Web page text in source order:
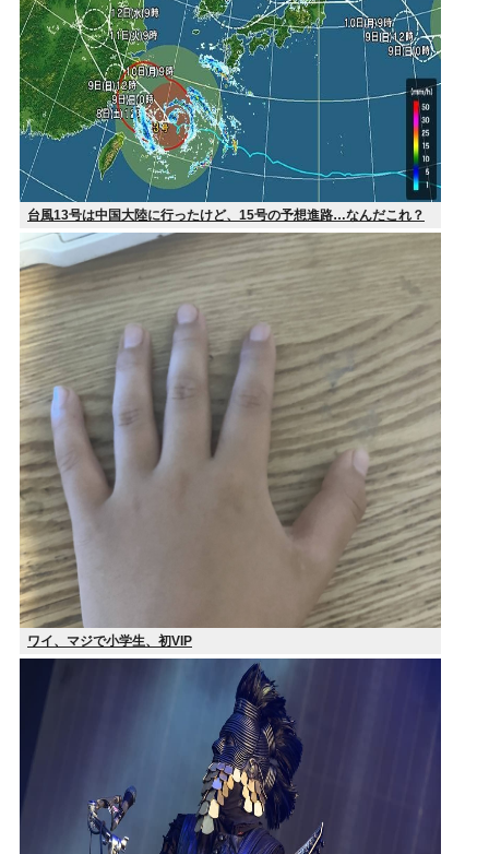
台風13号は中国大陸に行ったけど、15号の予想進路…なんだこれ？
ワイ、マジで小学生、初VIP